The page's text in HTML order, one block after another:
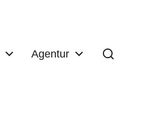
Agentur